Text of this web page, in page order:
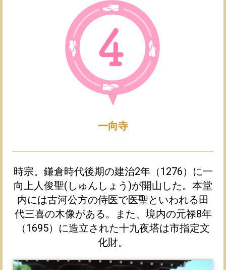
一向寺
時宗。鎌倉時代後期の建治2年（1276）に一
向上人俊聖(しゅんしょう)が開山した。本堂
内には古河公方の侍医で医聖といわれる田
代三喜の木像がある。また、境内の元禄8年
（1695）に造立された十九夜塔は市指定文
化財。